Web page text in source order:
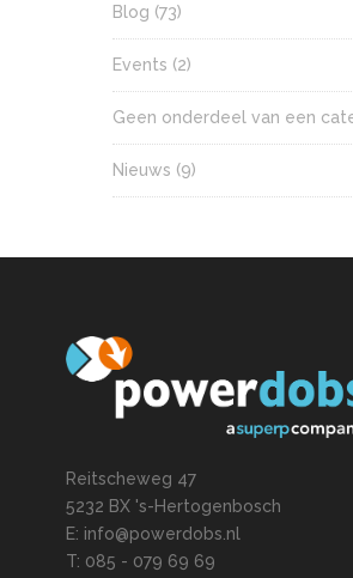
Blog (73)
Events (2)
Geen onderdeel van een
Nieuws (9)
Reitscheweg 47
5232 BX 's-Hertogenbosch
E: info@powerdobs.nl
T: 085 - 079 69 69